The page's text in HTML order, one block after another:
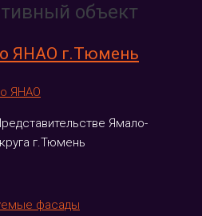
объект
ЯНАО г.Тюмень
Ямало-
г.Тюмень
фасады